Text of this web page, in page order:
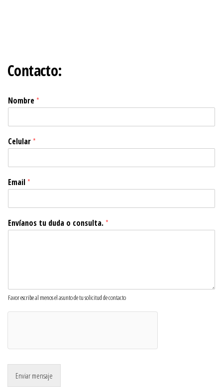
Contacto:
Nombre*
Celular*
Email*
Envíanos tu duda o consulta.*
Favor escribe al menos el asunto de tu solicitud de contacto
Enviar mensaje